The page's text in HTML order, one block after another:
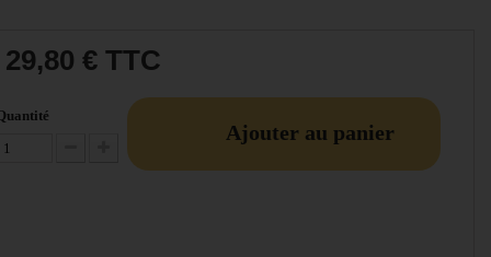
29,80 € TTC
Diminuer la quantité
Augmenter la quantité
Ajouter au panier